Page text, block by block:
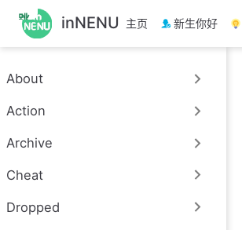
跳
至
主
內
inNENU 主页 新生你好
About
Action
Archive
Cheat
Dropped